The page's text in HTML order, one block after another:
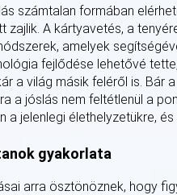
számtalan formában
zajlik. A kártyavetés, a
amelyek
fejlődése lehetővé
a világ másik feléről is. Bár
a jóslás nem feltétlenül a
a jelenlegi élethelyzetükre,
gyakorlata
arra ösztönöznek, hogy